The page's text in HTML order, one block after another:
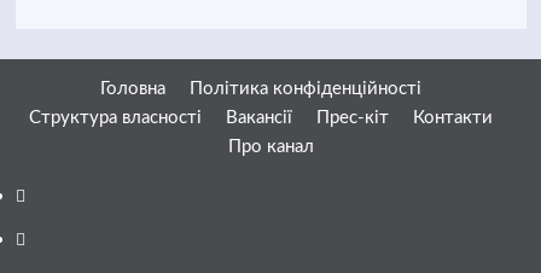
Головна
Політика конфіденційності
Структура власності
Вакансії Прес-кіт
Контакти
Про канал
Facebook
YouTube